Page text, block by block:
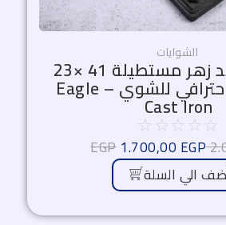
شواية حديد زهر مستطيلة 41 ×23
سم جريل احترافي للشوي – Eagle
☆
☆
☆
EGP1.700,00
السلة